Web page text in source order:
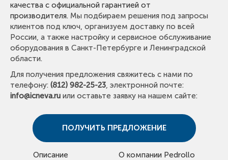
качества с официальной гарантией от
производителя. Мы подбираем решения под запросы
клиентов под ключ, организуем доставку по всей
России, а также настройку и сервисное обслуживание
оборудования в Санкт-Петербурге и Ленинградской
области.
Для получения предложения свяжитесь с нами по
телефону: (812) 982-25-23, электронной почте:
info@icneva.ru или оставьте заявку на нашем сайте:
ПОЛУЧИТЬ ПРЕДЛОЖЕНИЕ
Описание О компании Pedrollo